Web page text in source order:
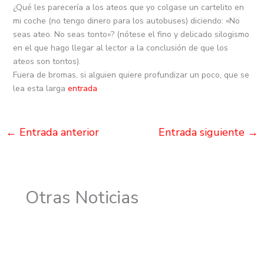
¿Qué les parecería a los ateos que yo colgase un cartelito en
mi coche (no tengo dinero para los autobuses) diciendo: «No
seas ateo. No seas tonto»? (nótese el fino y delicado silogismo
en el que hago llegar al lector a la conclusión de que los
ateos son tontos).
Fuera de bromas, si alguien quiere profundizar un poco, que se
lea esta larga entrada
← Entrada anterior Entrada siguiente →
Otras Noticias